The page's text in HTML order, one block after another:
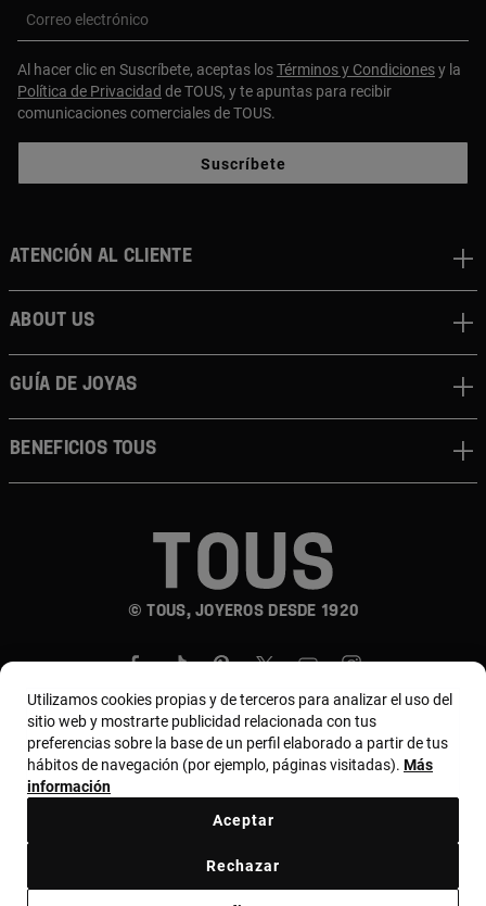
Correo electrónico
Al hacer clic en Suscríbete, aceptas losTérminos y Condicionesy la
Política de Privacidad de TOUS, y te apuntas para recibir
comunicaciones comerciales de TOUS.
Suscríbete
© TOUS, JOYEROS DESDE 1920
Atención al cliente
About us
Guía de joyas
Beneficios TOUS
País y moneda:Colombia / Colombian Peso
Utilizamos cookies propias y de terceros para analizar el uso del
sitio web y mostrarte publicidad relacionada con tus
preferencias sobre la base de un perfil elaborado a partir de tus
hábitos de navegación (por ejemplo, páginas visitadas). Más
información
Rechazar
Aceptar